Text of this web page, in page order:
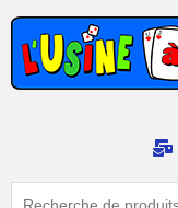
contenu